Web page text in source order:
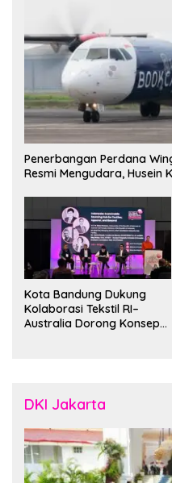
Penerbangan Perdana
Resmi Mengudara, Husein
Kota Bandung Dukung
Kolaborasi Tekstil RI–
Australia Dorong Konsep
DKI Jakarta